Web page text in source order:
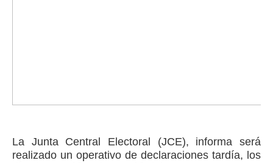
La Junta Central Electoral (JCE), informa será
realizado un operativo de declaraciones tardía, los